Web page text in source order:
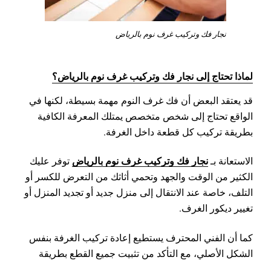
نجار فك وتركيب غرف نوم بالرياض
لماذا تحتاج إلى نجار فك وتركيب غرف نوم بالرياض؟
قد يعتقد البعض أن فك غرف النوم مهمة بسيطة، لكنها في
الواقع تحتاج إلى شخص متخصص يمتلك المعرفة الكافية
بطريقة تركيب كل قطعة داخل الغرفة.
الاستعانة بـنجار فك وتركيب غرف نوم بالرياض توفر عليك
الكثير من الوقت والجهد وتحمي أثاثك من التعرض للكسر أو
التلف، خاصة عند الانتقال إلى منزل جديد أو تجديد المنزل أو
تغيير ديكور الغرف.
كما أن الفني المحترف يستطيع إعادة تركيب الغرفة بنفس
الشكل الأصلي، مع التأكد من تثبيت جميع القطع بطريقة